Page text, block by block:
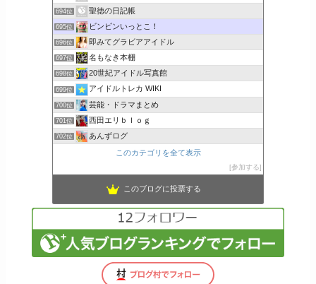
694位 聖徳の日記帳
695位 ビンビンいっとこ！
696位 即みてグラビアアイドル
697位 名もなき本棚
698位 20世紀アイドル写真館
699位 アイドルトレカ WIKI
700位 芸能・ドラマまとめ
701位 西田エリｂｌｏｇ
702位 あんずログ
このカテゴリを全て表示
参加する
このブログに投票する